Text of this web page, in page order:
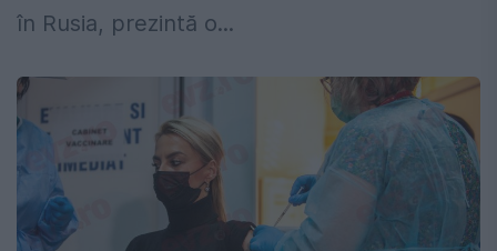
în Rusia, prezintă o...